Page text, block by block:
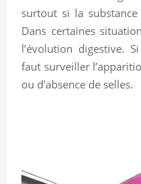
surtout si la
Dans certaines
l’évolution digestive.
faut surveiller
ou d’absence de selles.